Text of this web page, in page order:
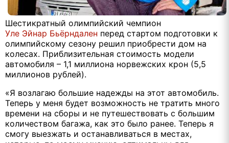
Шестикратный олимпийский чемпион
Уле Эйнар Бьёрндален перед стартом подготовки к
олимпийскому сезону решил приобрести дом на
колесах. Приблизительная стоимость модели
автомобиля – 1,1 миллиона норвежских крон (5,5
миллионов рублей).
«Я возлагаю большие надежды на этот автомобиль.
Теперь у меня будет возможность не тратить много
времени на сборы и не путешествовать с большим
количеством багажа, как это было ранее. Теперь я
смогу выезжать и останавливаться в местах,